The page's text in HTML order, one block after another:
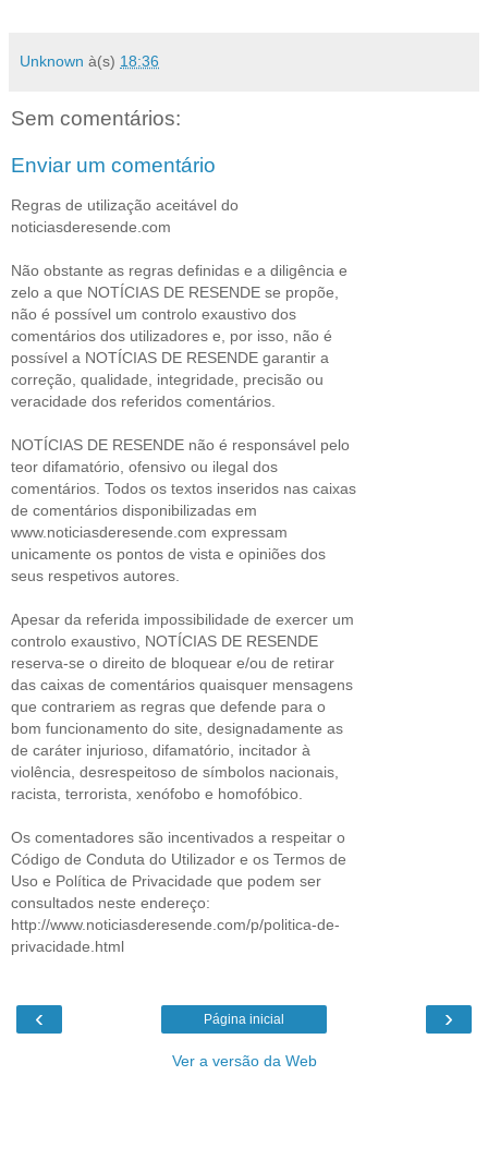
Unknown à(s) 18:36
Sem comentários:
Enviar um comentário
Regras de utilização aceitável do
noticiasderesende.com
Não obstante as regras definidas e a diligência e
zelo a que NOTÍCIAS DE RESENDE se propõe,
não é possível um controlo exaustivo dos
comentários dos utilizadores e, por isso, não é
possível a NOTÍCIAS DE RESENDE garantir a
correção, qualidade, integridade, precisão ou
veracidade dos referidos comentários.
NOTÍCIAS DE RESENDE não é responsável pelo
teor difamatório, ofensivo ou ilegal dos
comentários. Todos os textos inseridos nas caixas
de comentários disponibilizadas em
www.noticiasderesende.com expressam
unicamente os pontos de vista e opiniões dos
seus respetivos autores.
Apesar da referida impossibilidade de exercer um
controlo exaustivo, NOTÍCIAS DE RESENDE
reserva-se o direito de bloquear e/ou de retirar
das caixas de comentários quaisquer mensagens
que contrariem as regras que defende para o
bom funcionamento do site, designadamente as
de caráter injurioso, difamatório, incitador à
violência, desrespeitoso de símbolos nacionais,
racista, terrorista, xenófobo e homofóbico.
Os comentadores são incentivados a respeitar o
Código de Conduta do Utilizador e os Termos de
Uso e Política de Privacidade que podem ser
consultados neste endereço:
http://www.noticiasderesende.com/p/politica-de-
privacidade.html
‹ ›
Página inicial
Ver a versão da Web